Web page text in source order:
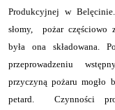
Produkcyjnej w
słomy, pożar częściowo
była ona składowana.
przeprowadzeniu
przyczyną pożaru mogło
petard. Czynności